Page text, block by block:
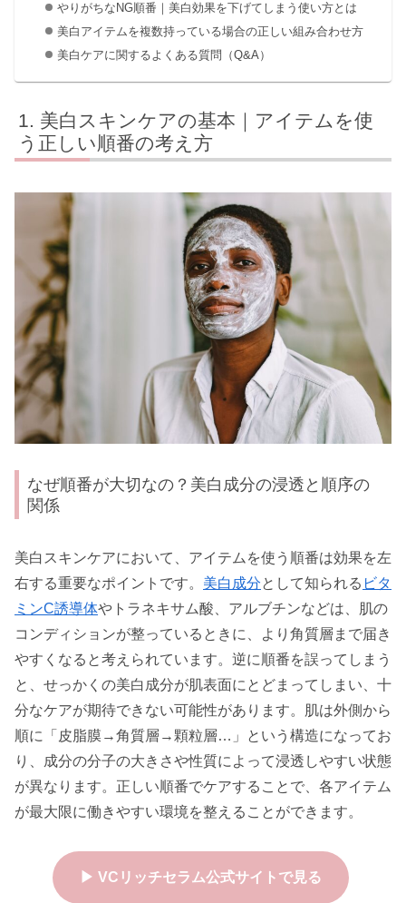
やりがちなNG順番｜美白効果を下げてしまう使い方とは
美白アイテムを複数持っている場合の正しい組み合わせ方
美白ケアに関するよくある質問（Q&A）
美白スキンケアの基本｜アイテムを使
う正しい順番の考え方
なぜ順番が大切なの？美白成分の浸透と順序の
関係
美白スキンケアにおいて、アイテムを使う順番は効果を左
右する重要なポイントです。 美白成分として知られる ビタ
ミンC誘導体やトラネキサム酸、アルブチンなどは、肌の
コンディションが整っているときに、より角質層まで届き
やすくなると考えられています。逆に順番を誤ってしまう
と、せっかくの美白成分が肌表面にとどまってしまい、十
分なケアが期待できない可能性があります。肌は外側から
順に「皮脂膜→角質層→顆粒層…」という構造になってお
り、成分の分子の大きさや性質によって浸透しやすい状態
が異なります。正しい順番でケアすることで、各アイテム
が最大限に働きやすい環境を整えることができます。
▶ VCリッチセラム公式サイトで見る